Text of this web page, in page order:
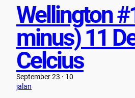
Wellington
minus) 11
Celcius
September 23 · 10
jalan